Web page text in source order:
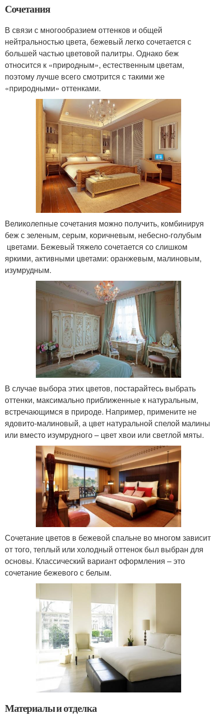
Сочетания
В связи с многообразием оттенков и общей
нейтральностью цвета, бежевый легко сочетается с
большей частью цветовой палитры. Однако беж
относится к «природным», естественным цветам,
поэтому лучше всего смотрится с такими же
«природными» оттенками.
Великолепные сочетания можно получить, комбинируя
беж с зеленым, серым, коричневым, небесно-голубым
цветами. Бежевый тяжело сочетается со слишком
яркими, активными цветами: оранжевым, малиновым,
изумрудным.
В случае выбора этих цветов, постарайтесь выбрать
оттенки, максимально приближенные к натуральным,
встречающимся в природе. Например, примените не
ядовито-малиновый, а цвет натуральной спелой малины
или вместо изумрудного – цвет хвои или светлой мяты.
Сочетание цветов в бежевой спальне во многом зависит
от того, теплый или холодный оттенок был выбран для
основы. Классический вариант оформления – это
сочетание бежевого с белым.
Материалы и отделка